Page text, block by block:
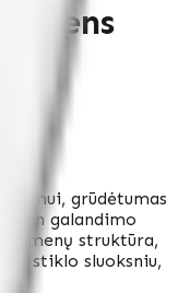
grūdėtumas
galandimo
akmenų struktūra,
stiklo sluoksniu,